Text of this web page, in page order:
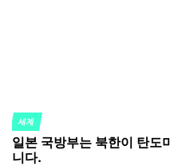
POSTED
IN
세계
일본 국방부는 북한이 탄도
니다.